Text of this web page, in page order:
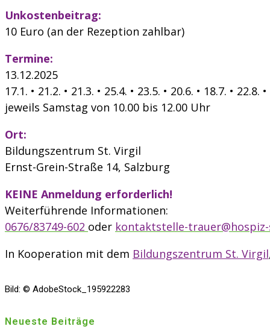
Unkostenbeitrag:
10 Euro (an der Rezeption zahlbar)
Termine:
13.12.2025
17.1. • 21.2. • 21.3. • 25.4. • 23.5. • 20.6. • 18.7. • 22.8.
jeweils Samstag von 10.00 bis 12.00 Uhr
Ort:
Bildungszentrum St. Virgil
Ernst-Grein-Straße 14, Salzburg
KEINE Anmeldung erforderlich!
Weiterführende Informationen:
0676/83749-602 oder kontaktstelle-
In Kooperation mit dem Bildungszentrum St. Virgil
Bild: © AdobeStock_195922283
Neueste Beiträge